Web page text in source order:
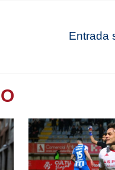
Entrada